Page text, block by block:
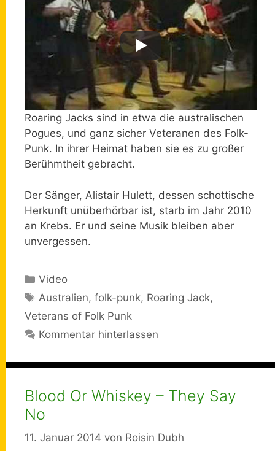
Roaring Jacks sind in etwa die australischen
Pogues, und ganz sicher Veteranen des Folk-
Punk. In ihrer Heimat haben sie es zu großer
Berühmtheit gebracht.
Der Sänger, Alistair Hulett, dessen schottische
Herkunft unüberhörbar ist, starb im Jahr 2010
an Krebs. Er und seine Musik bleiben aber
unvergessen.
Kategorien
Video
Schlagwörter
Australien,folk-punk, Roaring Jack,
Veterans of Folk Punk
Kommentar hinterlassen
Blood Or Whiskey – They Say
No
11. Januar 2014 von Roisin Dubh